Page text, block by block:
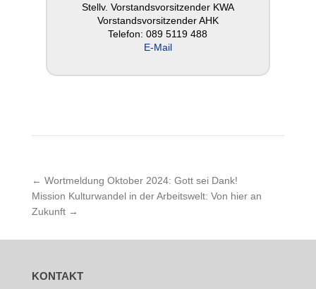
Stellv. Vor­stands­vor­sit­zen­der KWA
Vor­stands­vor­sit­zen­der AHK
Telefon: 089 5119 488
E‑Mail
← Wortmeldung Oktober 2024: Gott sei Dank!
Mission Kulturwandel in der Arbeitswelt: Von hier an
Zukunft→
KONTAKT